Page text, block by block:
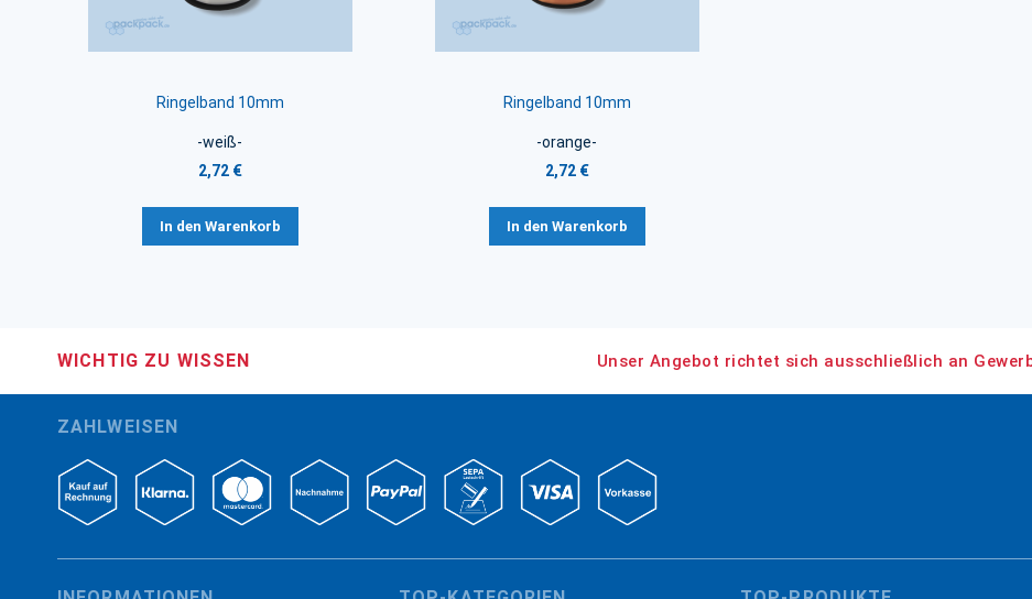
Ringelband 10mm
-weiß-
2,72 €
In den Warenkorb
Ringelband 10mm
-orange-
2,72 €
In den Warenkorb
WICHTIG ZU WISSEN Unser Angebot richtet sich ausschließlich an
ZAHLWEISEN